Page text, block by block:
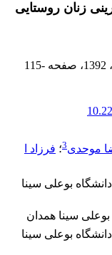
زنان روستایی
، 1392 ، صفحه 115-
موحدی3؛ فرزاد ا
بوعلی سینا
سینا همدان
بوعلی سینا